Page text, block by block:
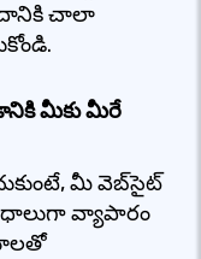
దానికి చాలా
మీకు మీరే
మీ వెబ్‌సైట్
వ్యాపారం